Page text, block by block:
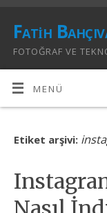
Fatih
FOTOĞRAF VE
MENÜ
Etiket arşivi: